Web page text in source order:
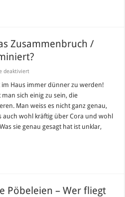
Zusammenbruch /
deaktiviertfür
Brother
Coras
Zusammenbruch
/
Wer
heute
im Haus immer dünner zu werden!
sich einig zu sein, die
Man weiss es nicht ganz genau,
auch wohl kräftig über Cora und wohl
sie genau gesagt hat ist unklar,
Pöbeleien – Wer fliegt